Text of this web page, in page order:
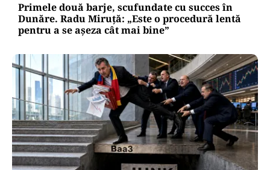
Primele două barje, scufundate cu succes în
Dunăre. Radu Miruță: „Este o procedură lentă
pentru a se așeza cât mai bine”